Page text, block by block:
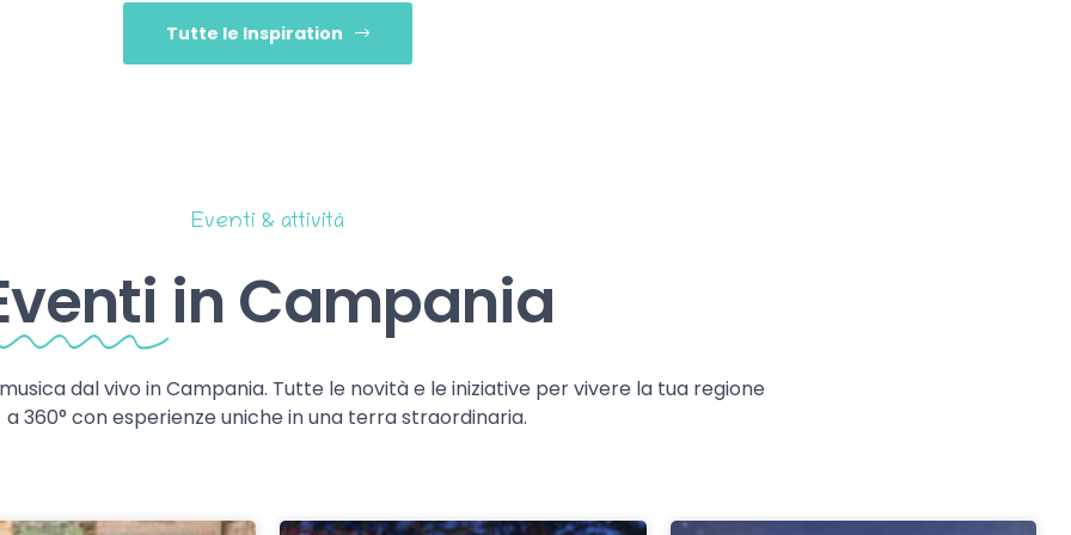
Tutte le Inspiration
Eventi & attività
in Campania
dal vivo in Campania. Tutte le novità e le iniziative per vivere la tua regione
a 360° con esperienze uniche in una terra straordinaria.